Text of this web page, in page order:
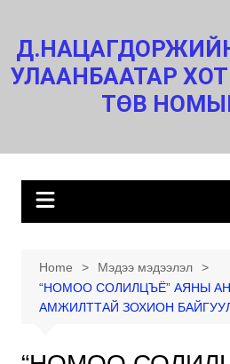
content
УЛААНБААТАР
ТӨВ
Home
Мэдээ мэдээлэл
“НОМОО СОЛИЛЦЪЁ” АЯНЫ
АМЖИЛТТАЙ ЗОХИОН